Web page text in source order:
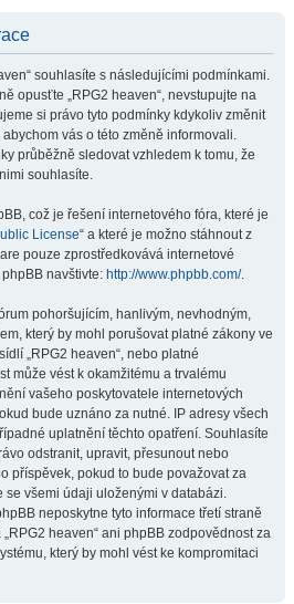
souhlasíte s následujícími podmínkami.
opusťte „RPG2 heaven“, nevstupujte na
si právo tyto podmínky kdykoliv změnit
vás o této změně informovali.
průběžně sledovat vzhledem k tomu, že
souhlasíte.
což je řešení internetového fóra, které je
License“ a které je možno stáhnout z
pouze zprostředkovává internetové
navštivte: http://www.phpbb.com/.
pohoršujícím, hanlivým, nevhodným,
který by mohl porušovat platné zákony ve
„RPG2 heaven“, nebo platné
může vést k okamžitému a trvalému
vašeho poskytovatele internetových
bude uznáno za nutné. IP adresy všech
uplatnění těchto opatření. Souhlasíte
odstranit, upravit, přesunout nebo
příspěvek, pokud to bude považovat za
se všemi údaji uloženými v databázi.
neposkytne tyto informace třetí straně
heaven“ ani phpBB zodpovědnost za
který by mohl vést ke kompromitaci